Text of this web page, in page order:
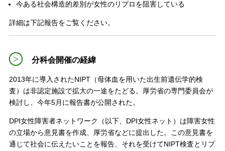
今ある社会構造的差別が女性のリプロを阻害している
詳細は下記報告をご覧ください。
分科会開催の経緯
2013年に導入されたNIPT（母体血を用いた出生前遺伝学的検
査）は非認定施設で拡大の一途をたどる。厚労省の専門委員会が
検討し、今年5月に報告書が公開された。
DPI女性障害者ネットワーク（以下、DPI女性ネット）は障害女性
の立場から意見書を作成、厚労省などに提出した。この意見書を
通じて社会に伝えたいことを報告、それを受けてNIPT検査とリプ